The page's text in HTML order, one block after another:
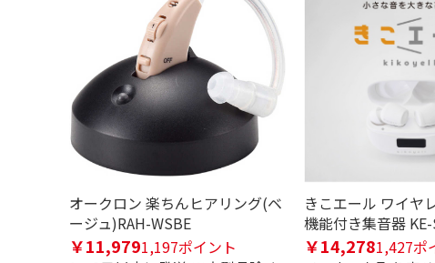
オークロン 楽ちんヒアリング(ベ
ージュ)RAH-WSBE
￥11,9791,197ポイント
きこエール ワイヤ
機能付き集音器
￥14,2781,427ポ
条件で絞
フリーワードで絞り込む
除外する にチェックを入れると、指定したワードを除外して検索します。